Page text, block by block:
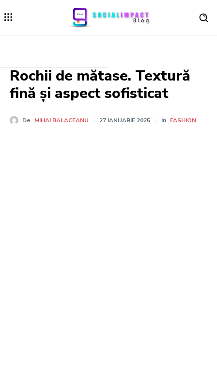
Rochii de mătase. Textură
fină și aspect sofisticat
De MIHAI BALACEANU 27 IANUARIE 2025 In FASHION